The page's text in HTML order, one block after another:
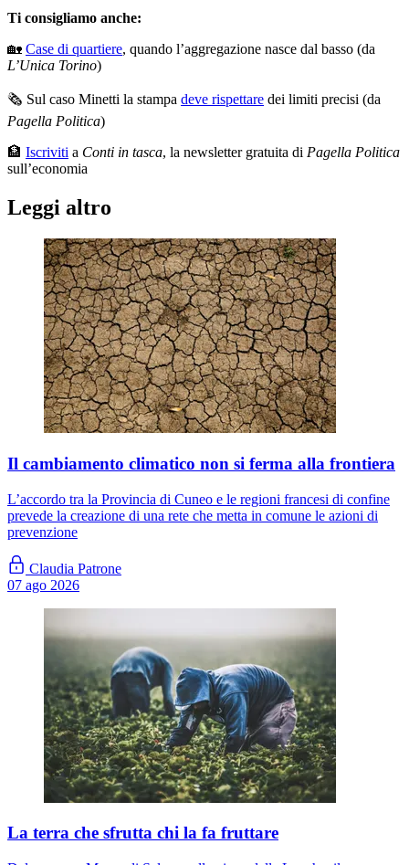
Ti consigliamo anche:
🏡 Case di quartiere, quando l’aggregazione nasce dal basso (da
L’Unica Torino)
🗞️ Sul caso Minetti la stampa deve rispettare dei limiti precisi (da
Pagella Politica)
🏦 Iscriviti a Conti in tasca, la newsletter gratuita di Pagella Politica
sull’economia
Leggi altro
Il cambiamento climatico non si ferma alla frontiera
L’accordo tra la Provincia di Cuneo e le regioni francesi di confine
prevede la creazione di una rete che metta in comune le azioni di
prevenzione
Claudia Patrone
07 ago 2026
La terra che sfrutta chi la fa fruttare